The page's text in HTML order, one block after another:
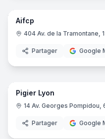
Aifcp
404 Av. de la Tramontane,
Partager Google
Pigier Lyon
14 Av. Georges Pompidou,
Partager Google